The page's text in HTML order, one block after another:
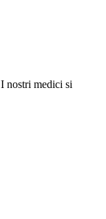
nostri medici si